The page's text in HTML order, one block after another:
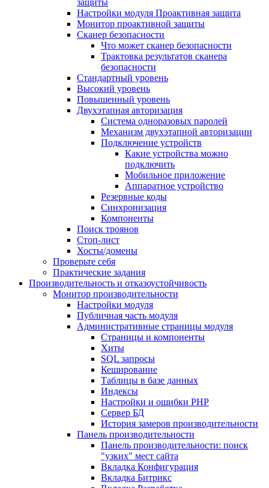
защиты
Настройки модуля Проактивная защита
Монитор проактивной защиты
Сканер безопасности
Что может сканер безопасности
Трактовка результатов сканера
безопасности
Стандартный уровень
Высокий уровень
Повышенный уровень
Двухэтапная авторизация
Система одноразовых паролей
Механизм двухэтапной авторизации
Подключение устройств
Какие устройства можно
подключить
Мобильное приложение
Аппаратное устройство
Резервные коды
Синхронизация
Компоненты
Поиск троянов
Стоп-лист
Хосты/домены
Проверьте себя
Практические задания
Производительность и отказоустойчивость
Монитор производительности
Настройки модуля
Публичная часть модуля
Административные страницы модуля
Страницы и компоненты
Хиты
SQL запросы
Кеширование
Таблицы в базе данных
Индексы
Настройки и ошибки PHP
Сервер БД
История замеров производительности
Панель производительности
Панель производительности: поиск
"узких" мест сайта
Вкладка Конфигурация
Вкладка Битрикс